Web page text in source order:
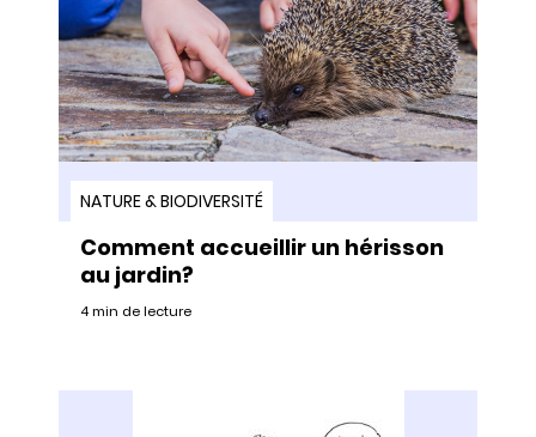
NATURE & BIODIVERSITÉ
Comment accueillir un hérisson
au jardin?
4 min de lecture